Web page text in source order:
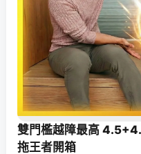
雙門檻越障最高
拖王者開箱